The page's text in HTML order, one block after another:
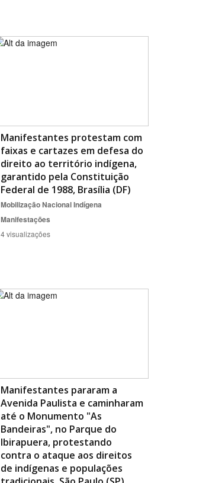
BUSCAR
Manifestantes protestam com
faixas e cartazes em defesa do
direito ao território indígena,
garantido pela Constituição
Federal de 1988, Brasília (DF)
Mobilização Nacional Indígena
Manifestações
4 visualizações
Manifestantes pararam a
Avenida Paulista e caminharam
até o Monumento "As
Bandeiras", no Parque do
Ibirapuera, protestando
contra o ataque aos direitos
de indígenas e populações